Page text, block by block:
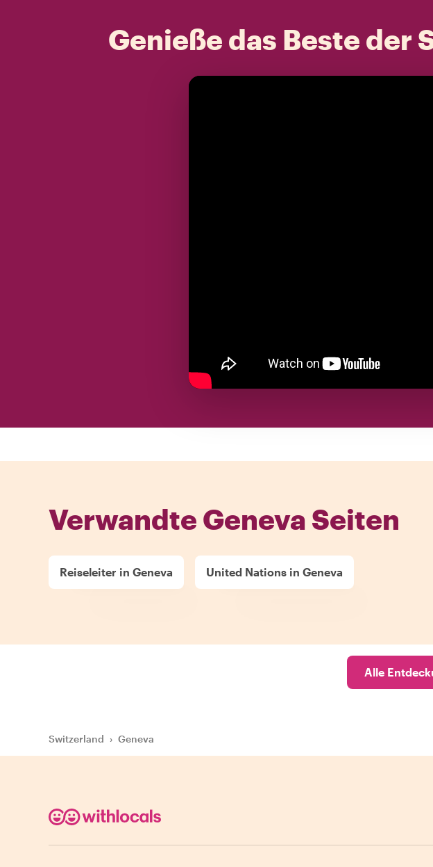
Genieße das Beste der
Verwandte Geneva Seiten
Reiseleiter in Geneva United Nations in Geneva
Alle
Switzerland › Geneva